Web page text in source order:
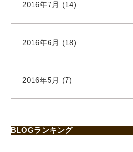
2016年7月 (14)
2016年6月 (18)
2016年5月 (7)
BLOGランキング